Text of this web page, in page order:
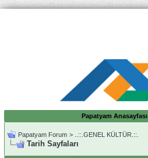
Papatyam Anasayfası
Papatyam Forum > ..::.GENEL KÜLTÜR.::.
Tarih Sayfaları